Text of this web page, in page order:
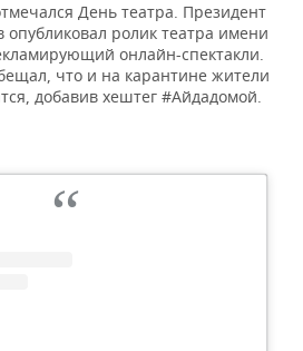
День театра. Президент
ролик театра имени
онлайн-спектакли.
что и на карантине жители
добавив хештег #Айдадомой.